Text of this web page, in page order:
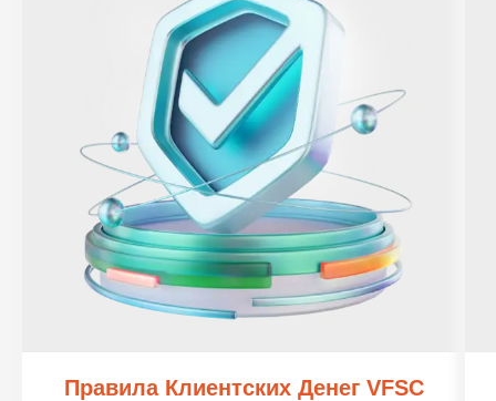
Правила Клиентских Денег VFSC